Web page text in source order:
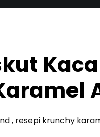
, resepi krunchy